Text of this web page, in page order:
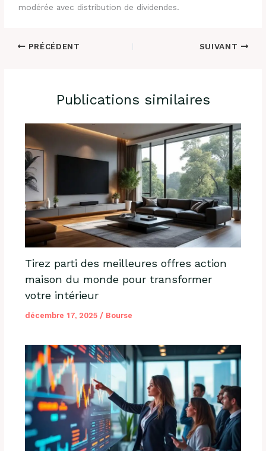
modérée avec distribution de dividendes.
PRÉCÉDENT SUIVANT
Publications similaires
Tirez parti des meilleures offres action
maison du monde pour transformer
votre intérieur
décembre 17, 2025 / Bourse